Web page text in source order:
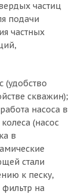
частиц
подачи
частных
(удобство
скважин);
насоса в
(насос
в
стали
к песку,
на